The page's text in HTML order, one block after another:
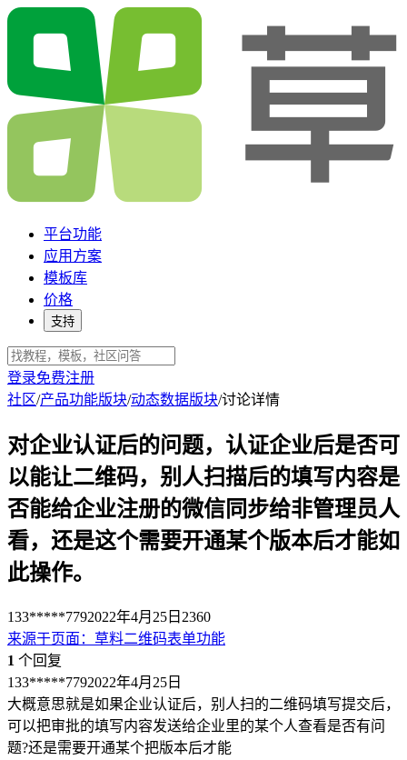
平台功能
应用方案
模板库
价格
支持
登录免费注册
社区/产品功能版块/动态数据版块/讨论详情
对企业认证后的问题，认证企业后是否可
以能让二维码，别人扫描后的填写内容是
否能给企业注册的微信同步给非管理员人
看，还是这个需要开通某个版本后才能如
此操作。
133*****7792022年4月25日 2360
来源于页面 ： 草料二维码表单功能
1 个回复
133*****7792022年4月25日
大概意思就是如果企业认证后，别人扫的二维码填写提交后，
可以把审批的填写内容发送给企业里的某个人查看是否有问
题?还是需要开通某个把版本后才能